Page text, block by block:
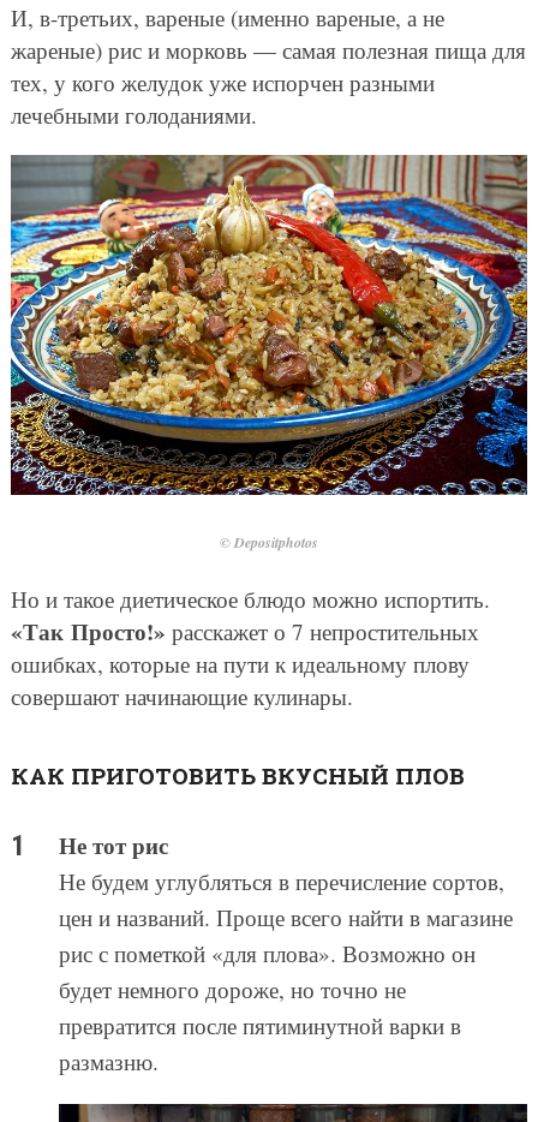
И, в-третьих, вареные (именно вареные, а не
жареные) рис и морковь — самая полезная пища для
тех, у кого желудок уже испорчен разными
лечебными голоданиями.
© Depositphotos
Но и такое диетическое блюдо можно испортить.
«Так Просто!» расскажет о 7 непростительных
ошибках, которые на пути к идеальному плову
совершают начинающие кулинары.
КАК ПРИГОТОВИТЬ ВКУСНЫЙ ПЛОВ
Не тот рис
Не будем углубляться в перечисление сортов,
цен и названий. Проще всего найти в магазине
рис с пометкой «для плова». Возможно он
будет немного дороже, но точно не
превратится после пятиминутной варки в
размазню.